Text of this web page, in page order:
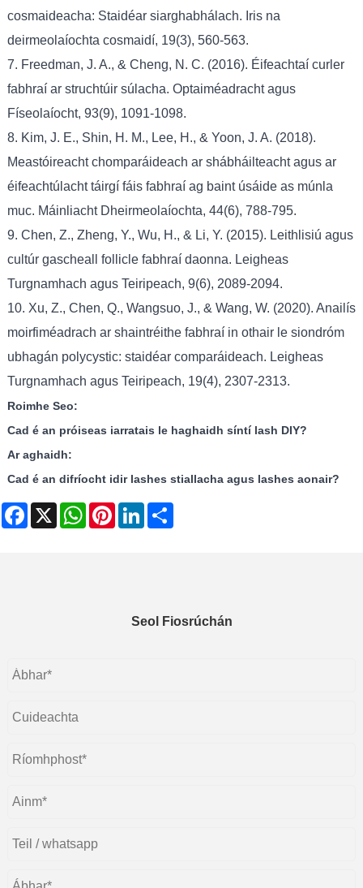
cosmaideacha: Staidéar siarghabhálach. Iris na
deirmeolaíochta cosmaidí, 19(3), 560-563.
7. Freedman, J. A., & Cheng, N. C. (2016). Éifeachtaí curler
fabhraí ar struchtúir súlacha. Optaiméadracht agus
Físeolaíocht, 93(9), 1091-1098.
8. Kim, J. E., Shin, H. M., Lee, H., & Yoon, J. A. (2018).
Meastóireacht chomparáideach ar shábháilteacht agus ar
éifeachtúlacht táirgí fáis fabhraí ag baint úsáide as múnla
muc. Máinliacht Dheirmeolaíochta, 44(6), 788-795.
9. Chen, Z., Zheng, Y., Wu, H., & Li, Y. (2015). Leithlisiú agus
cultúr gascheall follicle fabhraí daonna. Leigheas
Turgnamhach agus Teiripeach, 9(6), 2089-2094.
10. Xu, Z., Chen, Q., Wangsuo, J., & Wang, W. (2020). Anailís
moirfiméadrach ar shaintréithe fabhraí in othair le siondróm
ubhagán polycystic: staidéar comparáideach. Leigheas
Turgnamhach agus Teiripeach, 19(4), 2307-2313.
Roimhe Seo:
Cad é an próiseas iarratais le haghaidh síntí lash DIY?
Ar aghaidh:
Cad é an difríocht idir lashes stiallacha agus lashes aonair?
Facebook
X WhatsAppPinterestLinkedIn
Seol Fiosrúchán